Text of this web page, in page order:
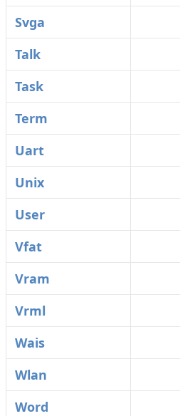
Svga
Talk
Task
Term
Uart
Unix
User
Vfat
Vram
Vrml
Wais
Wlan
Word